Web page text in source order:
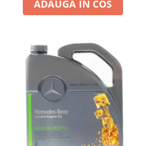
ADAUGA IN COS